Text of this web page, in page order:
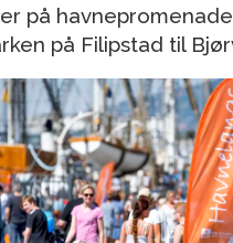
på
på Filipstad til